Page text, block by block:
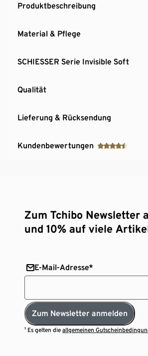
Produktbeschreibung
Material & Pflege
SCHIESSER Serie Invisible Soft
Qualität
Lieferung & Rücksendung
Kundenbewertungen
Zum Tchibo Newsletter
und 10% auf viele
E-Mail-Adresse*
Zum Newsletter anmelden
¹ Es gelten dieallgemeinen